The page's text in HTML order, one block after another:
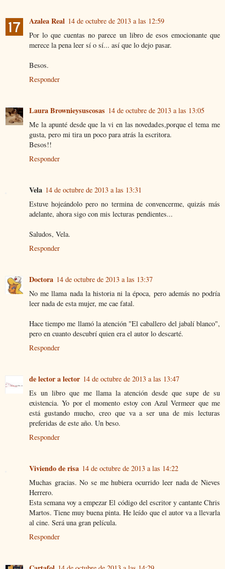
Azalea Real 14 de octubre de 2013 a las 12:59
Por lo que cuentas no parece un libro de esos emocionante que
merece la pena leer sí o sí... así que lo dejo pasar.
Besos.
Responder
Laura Brownieysuscosas 14 de octubre de 2013 a las 13:05
Me la apunté desde que la vi en las novedades,porque el tema me
gusta, pero mi tira un poco para atrás la escritora.
Besos!!
Responder
Vela 14 de octubre de 2013 a las 13:31
Estuve hojeándolo pero no termina de convencerme, quizás más
adelante, ahora sigo con mis lecturas pendientes...
Saludos, Vela.
Responder
Doctora 14 de octubre de 2013 a las 13:37
No me llama nada la historia ni la época, pero además no podría
leer nada de esta mujer, me cae fatal.
Hace tiempo me llamó la atención "El caballero del jabalí blanco",
pero en cuanto descubrí quien era el autor lo descarté.
Responder
de lector a lector 14 de octubre de 2013 a las 13:47
Es un libro que me llama la atención desde que supe de su
existencia. Yo por el momento estoy con Azul Vermeer que me
está gustando mucho, creo que va a ser una de mis lecturas
preferidas de este año. Un beso.
Responder
Viviendo de risa 14 de octubre de 2013 a las 14:22
Muchas gracias. No se me hubiera ocurrido leer nada de Nieves
Herrero.
Esta semana voy a empezar El código del escritor y cantante Chris
Martos. Tiene muy buena pinta. He leído que el autor va a llevarla
al cine. Será una gran película.
Responder